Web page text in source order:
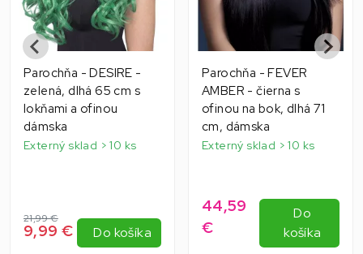
Parochňa - DESIRE -
zelená, dlhá 65 cm s
lokňami a ofinou
dámska
Externý sklad > 10 ks
21,99 €
9,99 € Do košíka
Parochňa - FEVER
AMBER - čierna s
ofinou na bok, dlhá 71
cm, dámska
Externý sklad > 10 ks
44,59
€
Do
košíka